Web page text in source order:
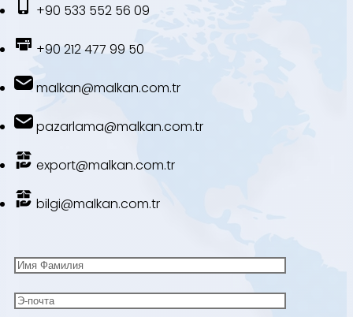
+90 533 552 56 09
+90 212 477 99 50
malkan@malkan.com.tr
pazarlama@malkan.com.tr
export@malkan.com.tr
bilgi@malkan.com.tr